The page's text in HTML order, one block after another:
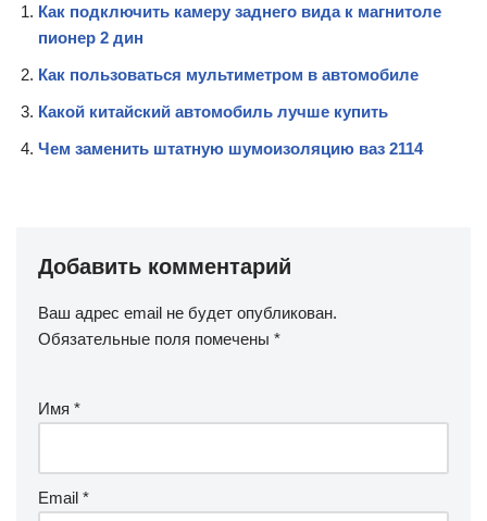
Как подключить камеру заднего вида к магнитоле
пионер 2 дин
Как пользоваться мультиметром в автомобиле
Какой китайский автомобиль лучше купить
Чем заменить штатную шумоизоляцию ваз 2114
Добавить комментарий
Ваш адрес email не будет опубликован.
Обязательные поля помечены *
Имя *
Email *